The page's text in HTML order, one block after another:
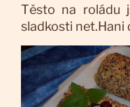
Těsto na roládu
sladkosti net.Hani